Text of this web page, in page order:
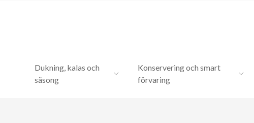
Dukning, kalas och
säsong
Konservering och smart
förvaring